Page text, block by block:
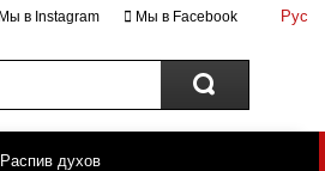
Мы в Instagram Мы в Facebook Рус
Распив духов